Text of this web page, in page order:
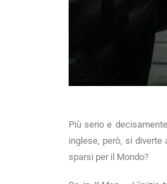
Più serio e
inglese, però, si diverte
sparsi per il Mondo?